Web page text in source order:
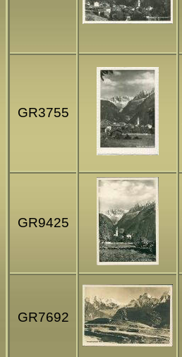
GR3755
GR9425
GR7692